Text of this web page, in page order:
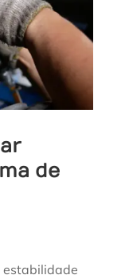
de
estabilidade